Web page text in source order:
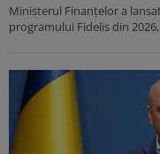
Ministerul Finanțelor a
programului Fidelis din